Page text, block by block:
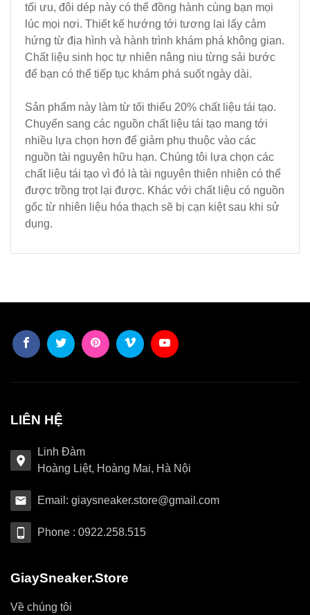
tối ưu, đôi dép này có thể đồng hành cùng bạn mọi
lúc mọi nơi. Thiết kế hướng tới tương lai lấy cảm
hứng từ địa hình và hành trình khám phá không gian.
Chất liệu sinh học tự nhiên nâng niu từng sải bước
để bạn có thể tiếp tục khám phá suốt ngày dài.
Sản phẩm này làm từ tối thiểu 20% chất liệu tái tạo.
Chuyển sang các nguồn chất liệu tái tạo mang tới
nhiều lựa chọn hơn để giảm phụ thuộc vào các
nguồn tài nguyên hữu hạn. Chúng tôi lựa chọn các
chất liệu tái tạo vì đó là tài nguyên thiên nhiên có thể
được trồng trọt lại được. Khác với chất liệu có nguồn
gốc từ nhiên liệu hóa thạch sẽ bị cạn kiệt sau khi sử
dụng.
LIÊN HỆ
Linh Đàm
Hoàng Liệt, Hoàng Mai, Hà Nội
Email: giaysneaker.store@gmail.com
Phone : 0922.258.515
GiaySneaker.Store
Về chúng tôi